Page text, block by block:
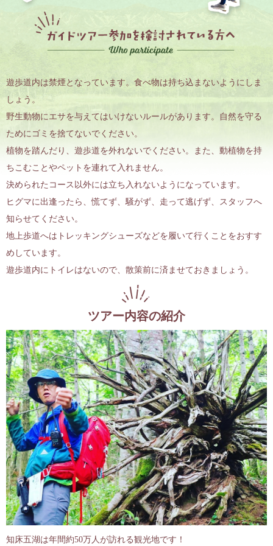
遊歩道内は禁煙となっています。食べ物は持ち込まないようにしま
しょう。
野生動物にエサを与えてはいけないルールがあります。自然を守る
ためにゴミを捨てないでください。
植物を踏んだり、遊歩道を外れないでください。また、動植物を持
ちこむことやペットを連れて入れません。
決められたコース以外には立ち入れないようになっています。
ヒグマに出逢ったら、慌てず、騒がず、走って逃げず、スタッフへ
知らせてください。
地上歩道へはトレッキングシューズなどを履いて行くことをおすす
めしています。
遊歩道内にトイレはないので、散策前に済ませておきましょう。
ツアー内容の紹介
知床五湖は年間約50万人が訪れる観光地です！